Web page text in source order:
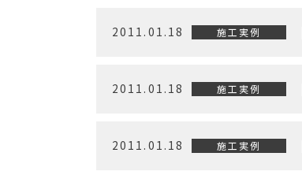
2011.01.18 施工実例
2011.01.18 施工実例
2011.01.18 施工実例